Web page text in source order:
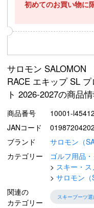
初めてのお買い物に
サロモン SALOMON
RACE エキップ SL
ト 2026-2027の商品
商品番号
10001-
JANコード
ブランド
サロモン（
カテゴリー
ゴルフ用品
スキー・
サロモン（
関連の
カテゴリー
スキーブーツ